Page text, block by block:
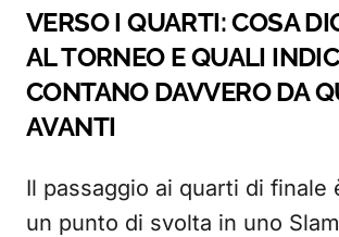
VERSO I QUARTI: COSA
AL TORNEO E QUALI
CONTANO DAVVERO DA
AVANTI
Il passaggio ai quarti di finale
un punto di svolta in uno